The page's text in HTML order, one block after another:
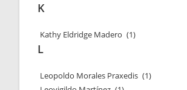
K
Kathy Eldridge Madero (1)
L
Leopoldo Morales Praxedis (1)